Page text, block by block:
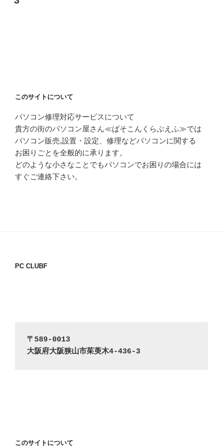
このサイトについて
パソコン修理対応サービスについて
貴方の街のパソコン屋さん≪ぱそこんくらぶえふ≫では
パソコン販売,設置・設定、修理などパソコンに関する
お困りごとを全般的に承ります。
どのような小さなことでもパソコンでお困りの場合には
すぐご連絡下さい。
PC CLUBF
〒589-0013
大阪府大阪狭山市茱萸木4-436-3
このサイトについて